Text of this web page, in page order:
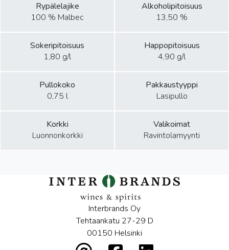
Rypälelajike
100 % Malbec
Alkoholipitoisuus
13,50 %
Sokeripitoisuus
1,80 g/l
Happopitoisuus
4,90 g/l
Pullokoko
0,75 l
Pakkaustyyppi
Lasipullo
Korkki
Luonnonkorkki
Valikoimat
Ravintolamyynti
Interbrands Oy
Tehtaankatu 27-29 D
00150 Helsinki